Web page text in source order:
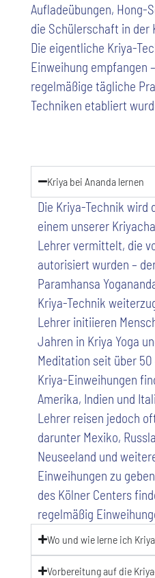
Aufladeübungen, Hong-
die Schülerschaft in der
Die eigentliche Kriya-
Einweihung empfangen
regelmäßige tägliche
Techniken etabliert
Kriya bei Ananda lernen
Die Kriya-Technik wird
einem unserer
Lehrer vermittelt, die
autorisiert wurden –
Paramhansa
Kriya-Technik
Lehrer initiieren
Jahren in Kriya Yoga
Meditation seit über 50
Kriya-Einweihungen
Amerika, Indien und
Lehrer reisen jedoch
darunter Mexiko,
Neuseeland und
Einweihungen zu
des Kölner Centers
regelmäßig
Wo und wie lerne ich
Vorbereitung auf die